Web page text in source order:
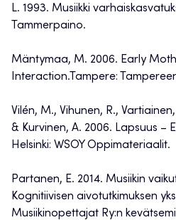
L. 1993. Musiikki
Tammerpaino.
Mäntymaa, M. 2006. Early
Interaction.Tampere:
Vilén, M., Vihunen, R.,
& Kurvinen, A. 2006. Lapsuus –
Helsinki: WSOY Oppimateriaalit.
Partanen, E. 2014. Musiikin
Kognitiivisen aivotutkimuksen
Musiikinopettajat Ry:n